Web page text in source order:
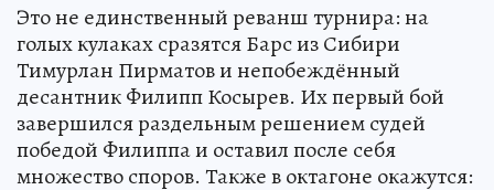
Это не единственный реванш турнира: на
голых кулаках сразятся Барс из Сибири
Тимурлан Пирматов и непобеждённый
десантник Филипп Косырев. Их первый бой
завершился раздельным решением судей
победой Филиппа и оставил после себя
множество споров. Также в октагоне окажутся: